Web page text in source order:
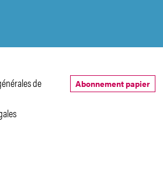
de
Abonnement papier